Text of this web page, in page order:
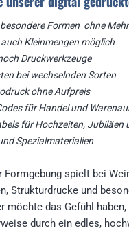
Formen ohne
Kleinmengen möglich
Druckwerkzeuge
bei wechselnden Sorten
ohne Aufpreis
für Handel und
für Hochzeiten, Jubiläen
Spezialmaterialien
spielt bei
Strukturdrucke und
das Gefühl
durch ein edles,